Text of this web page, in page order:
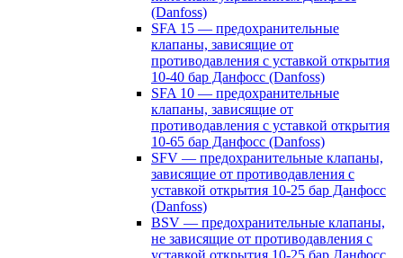
(Danfoss)
SFA 15 — предохранительные
клапаны, зависящие от
противодавления с уставкой открытия
10-40 бар Данфосс (Danfoss)
SFA 10 — предохранительные
клапаны, зависящие от
противодавления с уставкой открытия
10-65 бар Данфосс (Danfoss)
SFV — предохранительные клапаны,
зависящие от противодавления с
уставкой открытия 10-25 бар Данфосс
(Danfoss)
BSV — предохранительные клапаны,
не зависящие от противодавления с
уставкой открытия 10-25 бар Данфосс